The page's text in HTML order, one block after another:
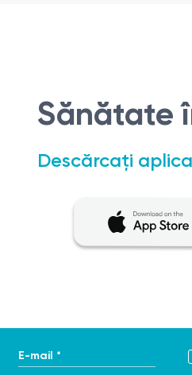
Sănătate
Descărcați
E-mail *